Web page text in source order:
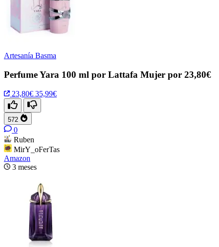
Artesanía Basma
Perfume Yara 100 ml por Lattafa Mujer por 23,80€
23,80€ 35,99€
572
0
Ruben
MirY_oFerTas
Amazon
3 meses